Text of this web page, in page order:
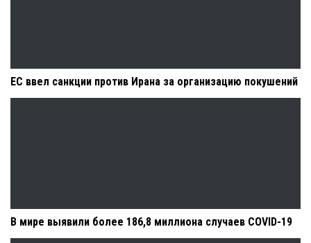
ЕС ввел санкции против Ирана за организацию покушений
В мире выявили более 186,8 миллиона случаев COVID-19